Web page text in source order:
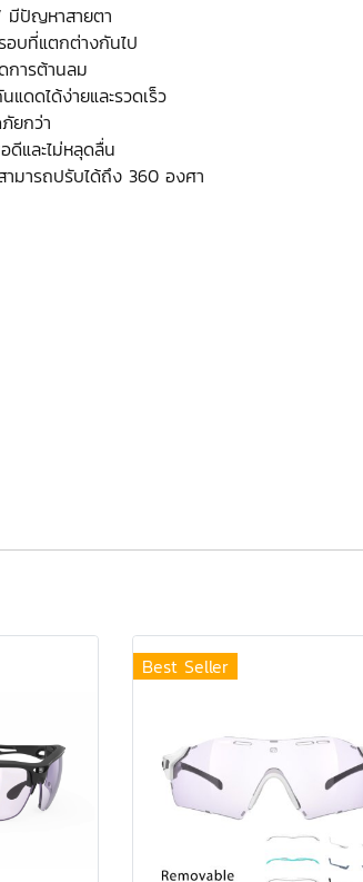
มีปัญหาสายตา
อบที่แตกต่างกันไป
การต้านลม
ดดได้ง่ายและรวดเร็ว
ยกว่า
ดีและไม่หลุดลื่น
ามารถปรับได้ถึง 360 องศา
Best Seller